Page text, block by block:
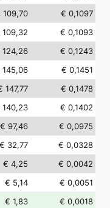
109,70
€ 0,1097
109,32
€ 0,1093
124,26
€ 0,1243
145,06
€ 0,1451
147,77
€ 0,1478
140,23
€ 0,1402
€ 97,46
€ 0,0975
€ 32,77
€ 0,0328
€ 4,25
€ 0,0042
€ 5,14
€ 0,0051
€ 1,83
€ 0,0018